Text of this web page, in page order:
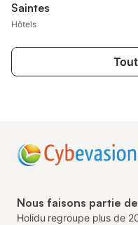
Saintes
Hôtels
Nous faisons partie
Holidu regroupe plus de